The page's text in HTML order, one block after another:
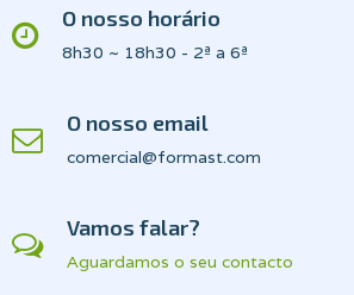
O nosso horário
8h30 ~ 18h30 - 2ª a 6ª
O nosso email
comercial@formast.com
Vamos falar?
Aguardamos o seu contacto